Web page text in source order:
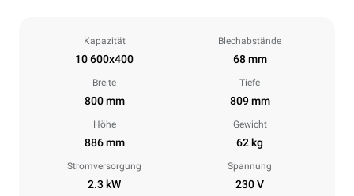
Kapazität
10 600x400
Blechabstände
68 mm
Breite
800 mm
Tiefe
809 mm
Höhe
886 mm
Gewicht
62 kg
Stromversorgung
2.3 kW
Spannung
230 V